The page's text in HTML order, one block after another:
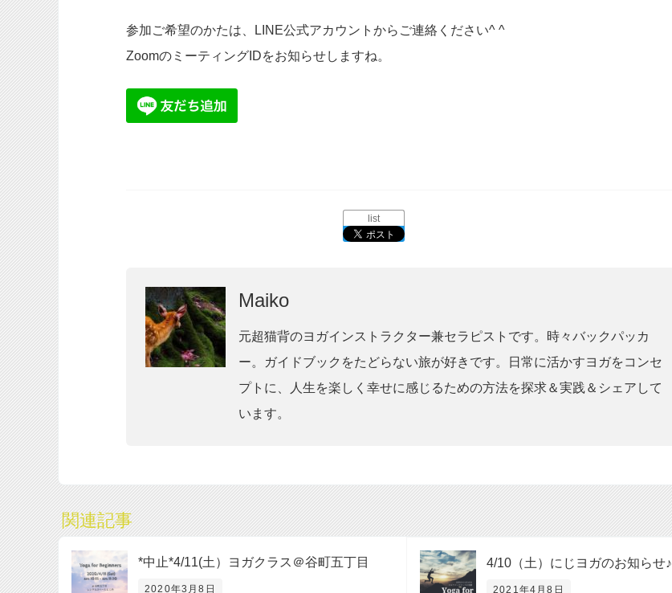
参加ご希望のかたは、LINE公式アカウントからご連絡ください^ ^
ZoomのミーティングIDをお知らせしますね。
list
Maiko
元超猫背のヨガインストラクター兼セラピストです。時々バックパッカ
ー。ガイドブックをたどらない旅が好きです。日常に活かすヨガをコンセ
プトに、人生を楽しく幸せに感じるための方法を探求＆実践＆シェアして
います。
関連記事
*中止*4/11(土）ヨガクラス＠谷町五丁目
2020年3月8日
4/10（土）にじヨガのお知らせ♪
2021年4月8日